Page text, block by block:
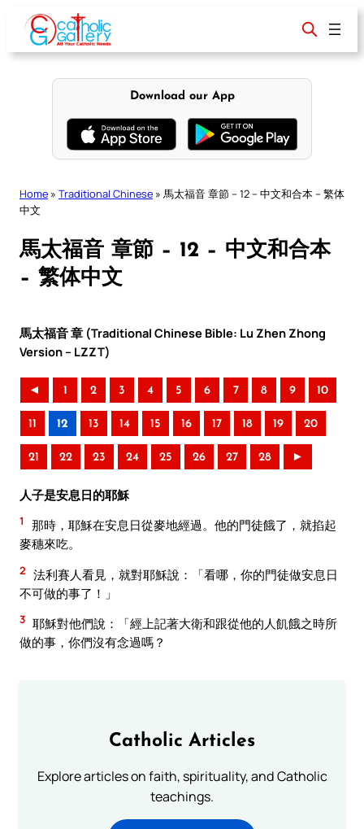
content
Download our App
Home » Traditional Chinese » 馬太福音 章節 – 12 – 中文和合本 – 繁体
中文
馬太福音 章節 – 12 – 中文和合本
– 繁体中文
馬太福音 章 (Traditional Chinese Bible: Lu Zhen Zhong
Version – LZZT)
◄ 1 2 3 4 5 6 7 8 9 10
11 12 13 14 15 16 17 18 19 20
21 22 23 24 25 26 27 28 ►
人子是安息日的耶穌
1
那時，耶穌在安息日從麥地經過。他的門徒餓了，就掐起
麥穗來吃。
2 法利賽人看見，就對耶穌說：「看哪，你的門徒做安息日
不可做的事了！」
3 耶穌對他們說：「經上記著大衛和跟從他的人飢餓之時所
做的事，你們沒有念過嗎？
Catholic Articles
Explore articles on faith, spirituality, and Catholic
teachings.